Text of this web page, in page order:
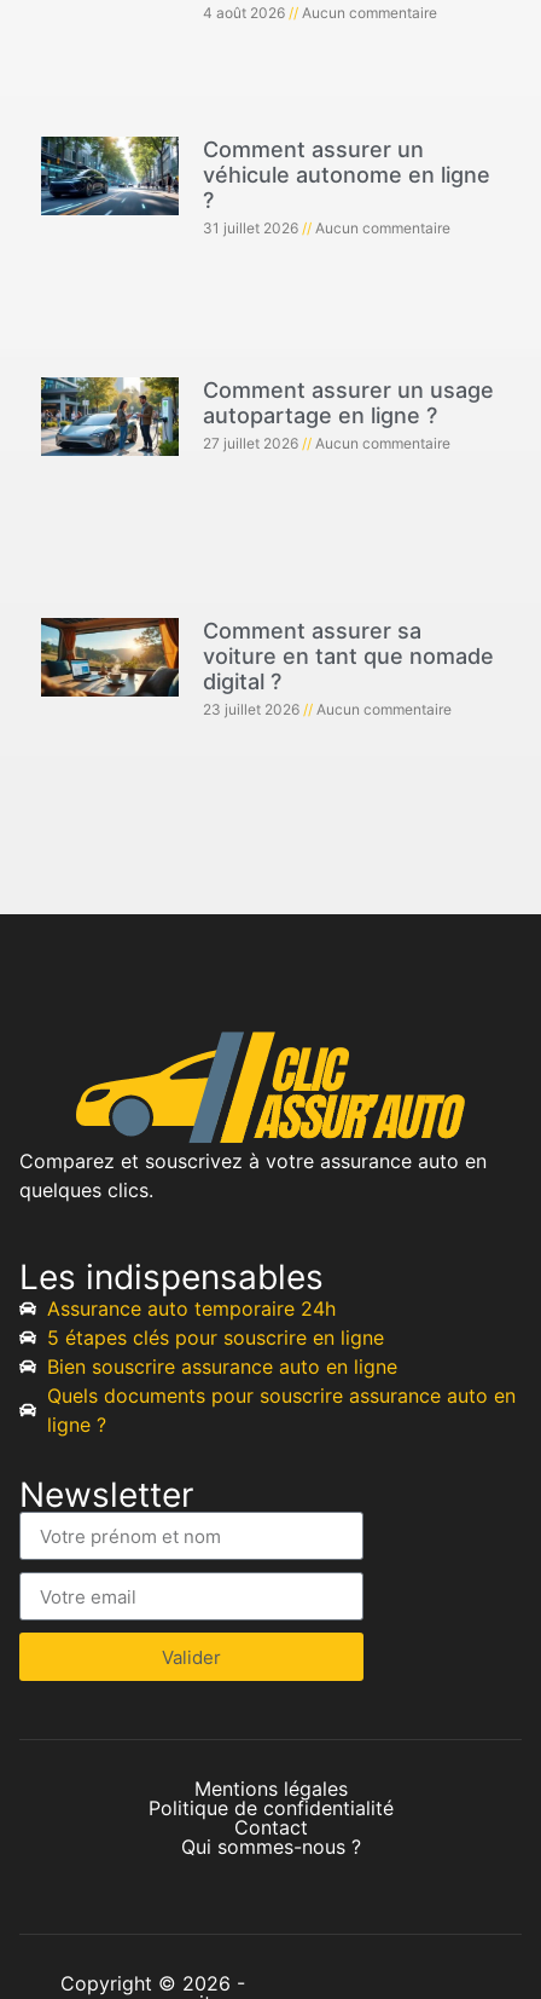
4 août 2026 Aucun commentaire
Comment assurer un
véhicule autonome en ligne
?
31 juillet 2026 Aucun commentaire
Comment assurer un usage
autopartage en ligne ?
27 juillet 2026 Aucun commentaire
Comment assurer sa
voiture en tant que nomade
digital ?
23 juillet 2026 Aucun commentaire
Comparez et souscrivez à votre assurance auto en
quelques clics.
Les indispensables
Assurance auto temporaire 24h
5 étapes clés pour souscrire en ligne
Bien souscrire assurance auto en ligne
Quels documents pour souscrire assurance auto en
ligne ?
Newsletter
Valider
Mentions légales
Politique de confidentialité
Contact
Qui sommes-nous ?
Copyright © 2026 -